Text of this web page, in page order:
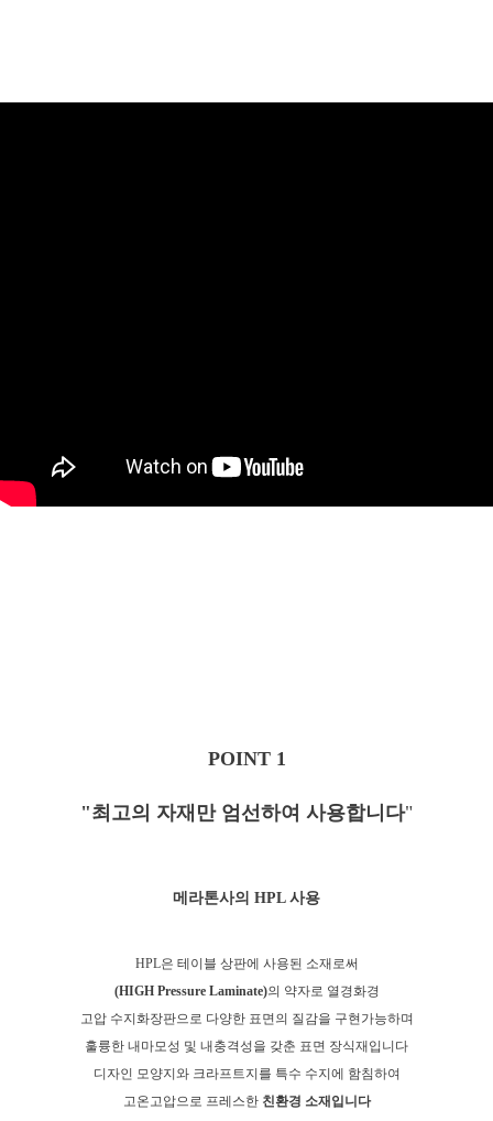
POINT 1
"최고의 자재만 엄선하여 사용합니다"
메라톤사의 HPL 사용
HPL은 테이블 상판에 사용된 소재로써
(HIGH Pressure Laminate)의 약자로 열경화경
고압 수지화장판으로 다양한 표면의 질감을 구현가능하며
훌륭한 내마모성 및 내충격성을 갖춘 표면 장식재입니다
디자인 모양지와 크라프트지를 특수 수지에 함침하여
고온고압으로 프레스한 친환경 소재입니다